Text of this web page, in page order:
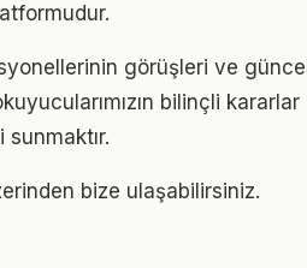
görüşleri ve güncel
bilinçli kararlar
bize ulaşabilirsiniz.